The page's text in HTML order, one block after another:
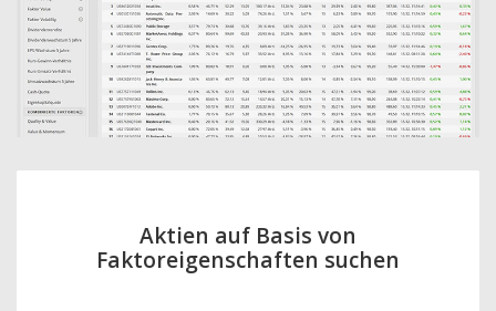
Aktien auf Basis von
Faktoreigenschaften suchen